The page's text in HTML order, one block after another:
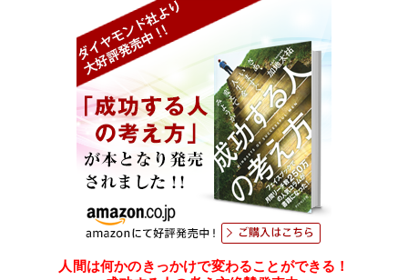
人間は何かのきっかけで変わることができる！